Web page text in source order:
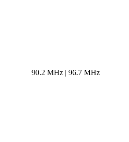
90.2 MHz | 96.7 MHz